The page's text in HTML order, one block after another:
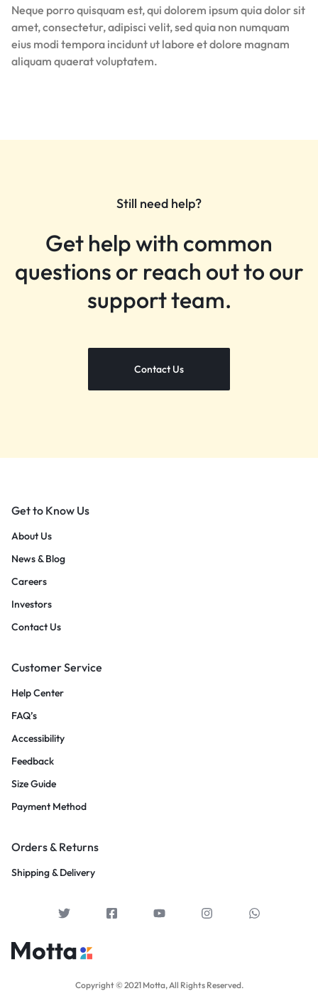
Neque porro quisquam est, qui dolorem ipsum quia dolor sit
amet, consectetur, adipisci velit, sed quia non numquam
eius modi tempora incidunt ut labore et dolore magnam
aliquam quaerat voluptatem.
Still need help?
Get help with common
questions or reach out to our
support team.
Contact Us
Get to Know Us
About Us
News & Blog
Careers
Investors
Contact Us
Customer Service
Help Center
FAQ’s
Accessibility
Feedback
Size Guide
Payment Method
Orders & Returns
Shipping & Delivery
Copyright © 2021 Motta, All Rights Reserved.